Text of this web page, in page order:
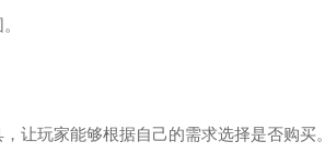
让玩家能够根据自己的需求选择是否购买。